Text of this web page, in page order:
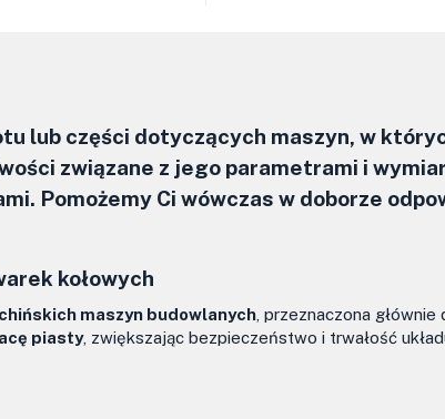
lub części dotyczących maszyn, w
związane z jego parametrami i
Pomożemy Ci wówczas w doborze
kołowych
maszyn budowlanych , przeznaczona głównie
piasty, zwiększając bezpieczeństwo i trwałość